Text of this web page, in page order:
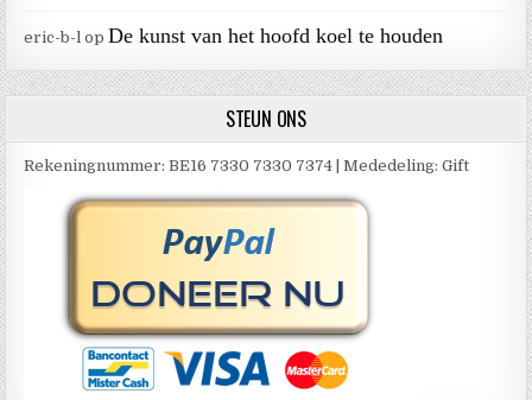
eric-b-l op De kunst van het hoofd koel te houden
STEUN ONS
Rekeningnummer: BE16 7330 7330 7374 | Mededeling: Gift